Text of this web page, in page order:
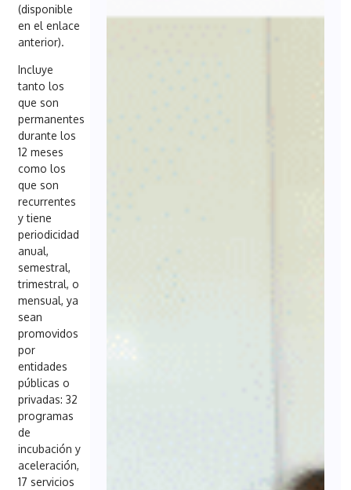
(disponible
en el enlace
anterior).
Incluye
tanto los
que son
permanentes
durante los
12 meses
como los
que son
recurrentes
y tiene
periodicidad
anual,
semestral,
trimestral, o
mensual, ya
sean
promovidos
por
entidades
públicas o
privadas: 32
programas
de
incubación y
aceleración,
17 servicios